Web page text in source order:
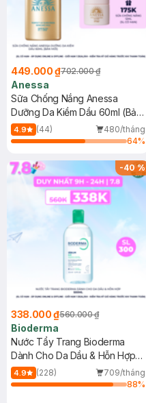
449.000 ₫702.000 ₫
Anessa
Sữa Chống Nắng Anessa
Dưỡng Da Kiềm Dầu 60ml (Bản
Mới)
4.9 (44)
480/tháng
64%
-40%
338.000 ₫560.000 ₫
Bioderma
Nước Tẩy Trang Bioderma
Dành Cho Da Dầu & Hỗn Hợp
500ml
4.9 (228)
709/tháng
88%